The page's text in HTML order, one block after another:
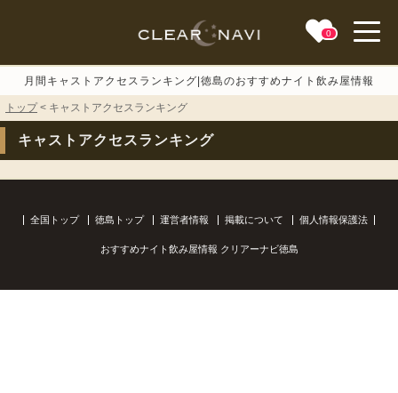
0
toggle
月間キャストアクセスランキング|徳島のおすすめナイト飲み屋情報
トップ< キャストアクセスランキング
キャストアクセスランキング
全国トップ 徳島トップ 運営者情報 掲載について 個人情報保護法
おすすめナイト飲み屋情報 クリアーナビ徳島